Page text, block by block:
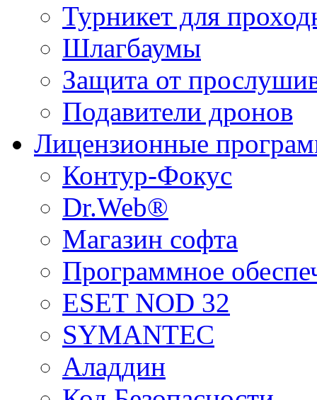
Турникет для
Шлагбаумы
Защита от
Подавители дронов
Лицензионные
Контур-Фокус
Dr.Web®
Магазин софта
Программное
ESET NOD 32
SYMANTEC
Аладдин